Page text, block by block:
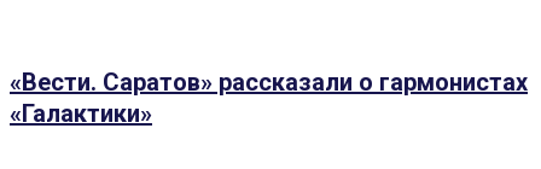
«Вести. Саратов» рассказали о гармонистах
«Галактики»